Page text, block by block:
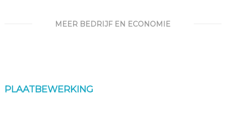
MEER BEDRIJF EN ECONOMIE
PLAATBEWERKING